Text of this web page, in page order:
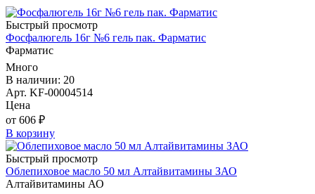
Быстрый просмотр
Фосфалюгель 16г №6 гель пак. Фарматис
Фарматис
Много
В наличии: 20
Арт. KF-00004514
Цена
от 606 ₽
В корзину
Быстрый просмотр
Облепиховое масло 50 мл Алтайвитамины ЗАО
Алтайвитамины АО